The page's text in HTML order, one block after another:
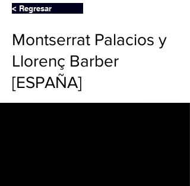
< Regresar
Montserrat Palacios y
Llorenç Barber
[ESPAÑA]